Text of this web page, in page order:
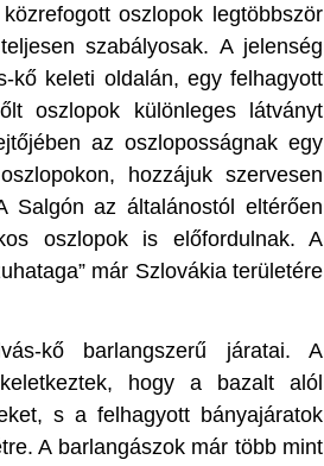
oszlopok legtöbbször
szabályosak. A jelenség
kő keleti oldalán, egy felhagyott
oszlopok különleges látványt
az oszloposságnak egy
hozzájuk szervesen
Salgón az általánostól eltérően
oszlopok is előfordulnak. A
már Szlovákia területére
kő barlangszerű járatai. A
hogy a bazalt alól
s a felhagyott bányajáratok
A barlangászok már több mint